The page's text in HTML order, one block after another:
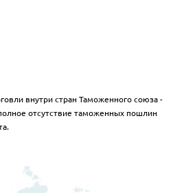
внутри стран Таможенного союза -
отсутствие таможенных пошлин